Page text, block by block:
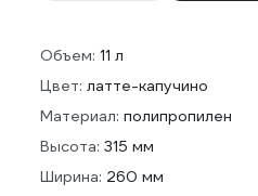
Объем: 11 л
Цвет: латте-капучино
Материал: полипропилен
Высота: 315 мм
Ширина: 260 мм